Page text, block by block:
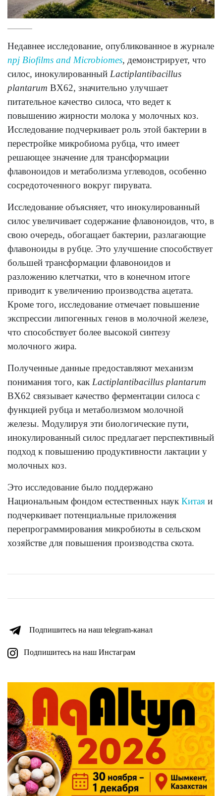
Недавнее исследование, опубликованное в журнале
npj Biofilms and Microbiomes, демонстрирует, что
силос, инокулированный Lactiplantibacillus
plantarum BX62, значительно улучшает
питательное качество силоса, что ведет к
повышению жирности молока у молочных коз.
Исследование подчеркивает роль этой бактерии в
перестройке микробиома рубца, что имеет
решающее значение для трансформации
флавоноидов и метаболизма углеводов, особенно
сосредоточенного вокруг пирувата.
Исследование объясняет, что инокулированный
силос увеличивает содержание флавоноидов, что, в
свою очередь, обогащает бактерии, разлагающие
флавоноиды в рубце. Это улучшение способствует
большей трансформации флавоноидов и
разложению клетчатки, что в конечном итоге
приводит к увеличению производства ацетата.
Кроме того, исследование отмечает повышение
экспрессии липогенных генов в молочной железе,
что способствует более высокой синтезу
молочного жира.
Полученные данные предоставляют механизм
понимания того, какLactiplantibacillus plantarum
BX62 связывает качество ферментации силоса с
функцией рубца и метаболизмом молочной
железы. Модулируя эти биологические пути,
инокулированный силос предлагает перспективный
подход к повышению продуктивности лактации у
молочных коз.
Это исследование было поддержано
Национальным фондом естественных наукКитая и
подчеркивает потенциальные приложения
перепрограммирования микробиоты в сельском
хозяйстве для повышения производства скота.
Подпишитесь на наш telegram-канал
Подпишитесь на наш Инстаграм